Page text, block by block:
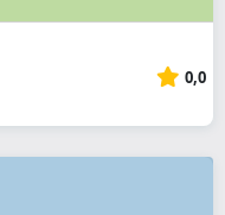
0,0